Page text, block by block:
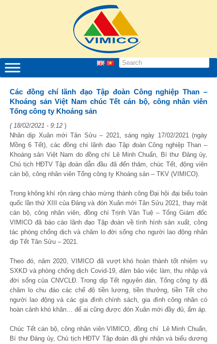
Các đồng chí lãnh đạo Tập đoàn Công nghiệp Than –
Khoáng sản Việt Nam chúc Tết cán bộ, công nhân viên
Tổng công ty Khoáng sản
( 18/02/2021 - 9:12 )
Nhân dịp Xuân mới Tân Sửu – 2021, sáng ngày 17/02/2021 (ngày
Mồng 6 Tết), các đồng chí lãnh đạo Tập đoàn Công nghiệp Than –
Khoáng sản Việt Nam do đồng chí Lê Minh Chuẩn, Bí thư Đảng ủy,
Chủ tịch HĐTV Tập đoàn dẫn đầu đã đến thăm, chúc Tết, động viên
cán bộ, công nhân viên Tổng công ty Khoáng sản – TKV (VIMICO).
Trong không khí rộn ràng chào mừng thành công Đại hội đại biểu toàn
quốc lần thứ XIII của Đảng và đón Xuân mới Tân Sửu 2021, thay mặt
cán bộ, công nhân viên, đồng chí Trịnh Văn Tuệ – Tổng Giám đốc
VIMICO đã báo cáo lãnh đạo Tập đoàn về tình hình sản xuất, công
tác phòng chống dịch và chăm lo đời sống cho người lao động nhân
dịp Tết Tân Sửu – 2021.
Theo đó, năm 2020, VIMICO đã vượt khó hoàn thành tốt nhiệm vụ
SXKD và phòng chống dịch Covid-19, đảm bảo việc làm, thu nhập và
đời sống của CNVCLĐ. Trong dịp Tết nguyên đán, Tổng công ty đã
chăm lo chu đáo các chế độ tiền lương, tiền thưởng, tiền Tết cho
người lao động và các gia đình chính sách, gia đình công nhân có
hoàn cảnh khó khăn… để ai cũng được đón Xuân mới đầy đủ, ấm áp.
Chúc Tết cán bộ, công nhân viên VIMICO, đồng chí Lê Minh Chuẩn,
Bí thư Đảng ủy, Chủ tịch HĐTV Tập đoàn đã ghi nhận và biểu dương